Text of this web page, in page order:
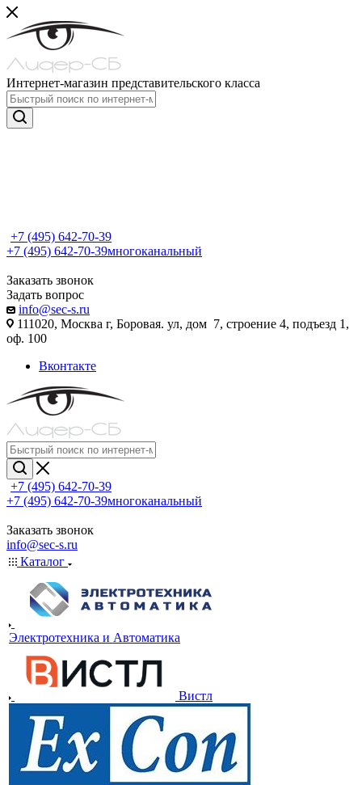
Интернет-магазин представительского класса
+7 (495) 642-70-39
+7 (495) 642-70-39многоканальный
Заказать звонок
Задать вопрос
info@sec-s.ru
111020, Москва г, Боровая. ул, дом 7, строение 4, подъезд 1,
оф. 100
Вконтакте
+7 (495) 642-70-39
+7 (495) 642-70-39многоканальный
Заказать звонок
info@sec-s.ru
Каталог
Электротехника и Автоматика
Вистл